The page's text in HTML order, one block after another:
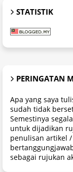
STATISTIK
PERINGATAN
Apa yang saya
sudah tidak
Semestinya
untuk dijadikan
penulisan artikel
sebagai rujukan